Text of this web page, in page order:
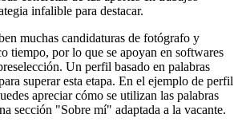
infalible para destacar.
muchas candidaturas de fotógrafo y
tiempo, por lo que se apoyan en softwares
Un perfil basado en palabras
superar esta etapa. En el ejemplo de perfil
apreciar cómo se utilizan las palabras
sección "Sobre mí" adaptada a la vacante.